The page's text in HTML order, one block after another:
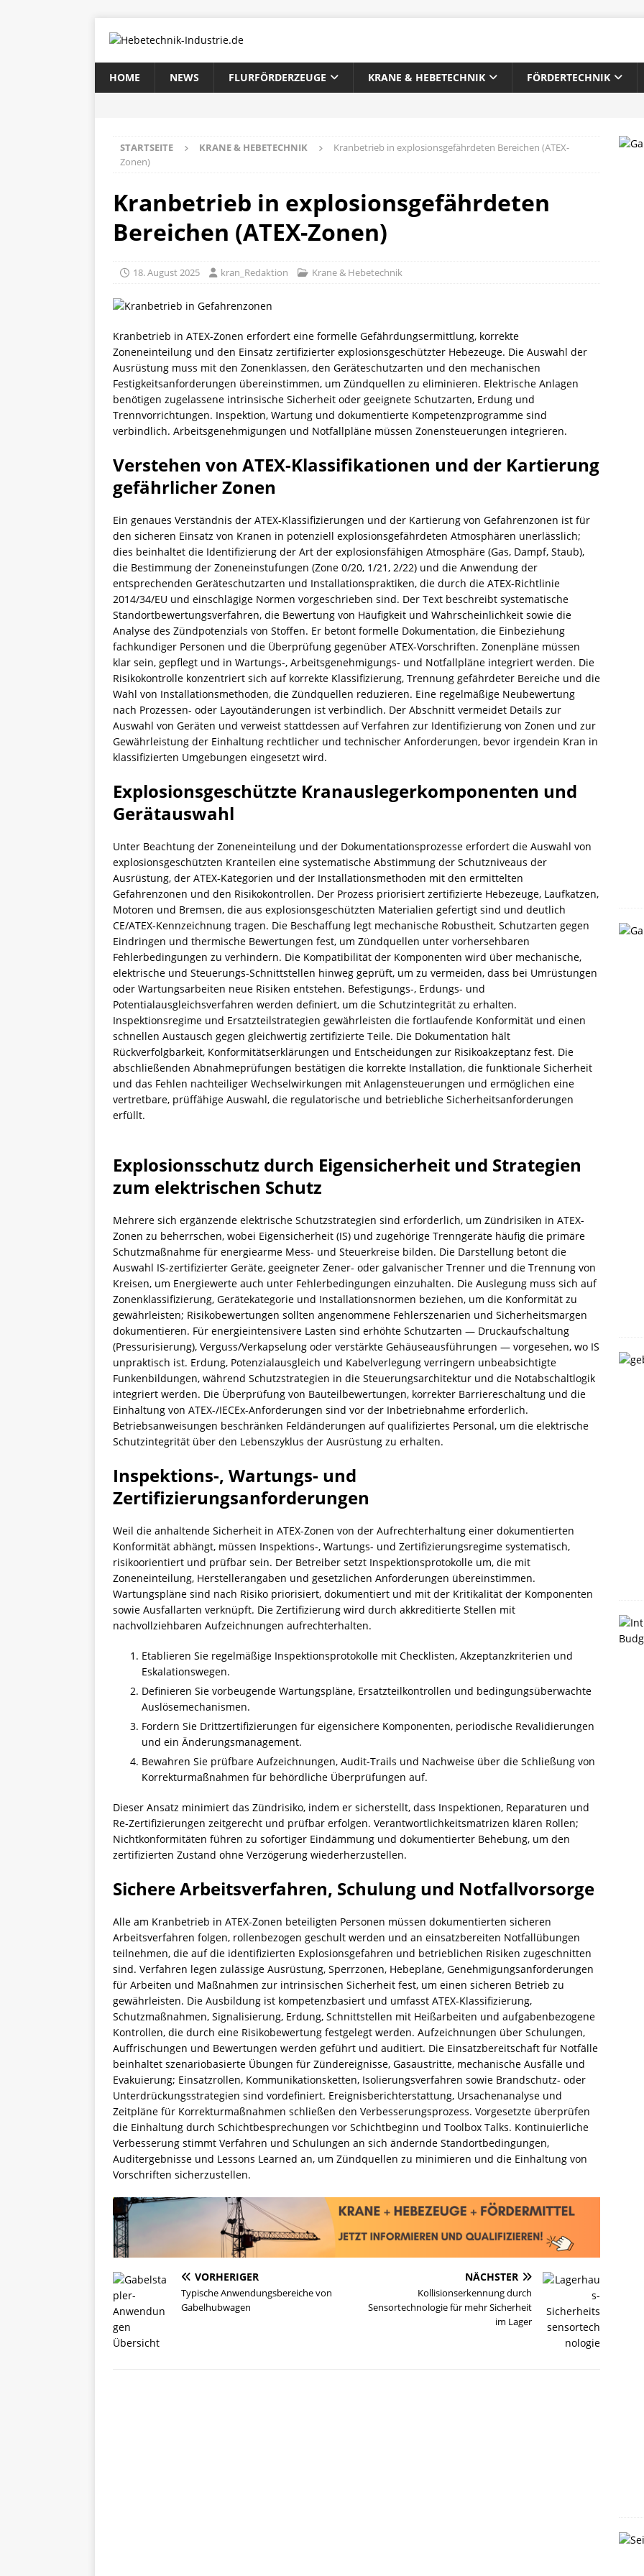
HOME NEWS FLURFÖRDERZEUGE KRANE & HEBETECHNIK FÖRDERTECHNIK
STARTSEITE KRANE & HEBETECHNIK
Kranbetrieb in explosionsgefährdeten Bereichen (ATEX-
Zonen)
Kranbetrieb in explosionsgefährdeten
Bereichen (ATEX-Zonen)
18. August 2025 kran_Redaktion Krane & Hebetechnik
Kranbetrieb in ATEX-Zonen erfordert eine formelle Gefährdungsermittlung, korrekte
Zoneneinteilung und den Einsatz zertifizierter explosionsgeschützter Hebezeuge. Die Auswahl der
Ausrüstung muss mit den Zonenklassen, den Geräteschutzarten und den mechanischen
Festigkeitsanforderungen übereinstimmen, um Zündquellen zu eliminieren. Elektrische Anlagen
benötigen zugelassene intrinsische Sicherheit oder geeignete Schutzarten, Erdung und
Trennvorrichtungen. Inspektion, Wartung und dokumentierte Kompetenzprogramme sind
verbindlich. Arbeitsgenehmigungen und Notfallpläne müssen Zonensteuerungen integrieren.
Verstehen von ATEX-Klassifikationen und der Kartierung
gefährlicher Zonen
Ein genaues Verständnis der ATEX-Klassifizierungen und der Kartierung von Gefahrenzonen ist für
den sicheren Einsatz von Kranen in potenziell explosionsgefährdeten Atmosphären unerlässlich;
dies beinhaltet die Identifizierung der Art der explosionsfähigen Atmosphäre (Gas, Dampf, Staub),
die Bestimmung der Zoneneinstufungen (Zone 0/20, 1/21, 2/22) und die Anwendung der
entsprechenden Geräteschutzarten und Installationspraktiken, die durch die ATEX-Richtlinie
2014/34/EU und einschlägige Normen vorgeschrieben sind. Der Text beschreibt systematische
Standortbewertungsverfahren, die Bewertung von Häufigkeit und Wahrscheinlichkeit sowie die
Analyse des Zündpotenzials von Stoffen. Er betont formelle Dokumentation, die Einbeziehung
fachkundiger Personen und die Überprüfung gegenüber ATEX-Vorschriften. Zonenpläne müssen
klar sein, gepflegt und in Wartungs-, Arbeitsgenehmigungs- und Notfallpläne integriert werden. Die
Risikokontrolle konzentriert sich auf korrekte Klassifizierung, Trennung gefährdeter Bereiche und die
Wahl von Installationsmethoden, die Zündquellen reduzieren. Eine regelmäßige Neubewertung
nach Prozessen- oder Layoutänderungen ist verbindlich. Der Abschnitt vermeidet Details zur
Auswahl von Geräten und verweist stattdessen auf Verfahren zur Identifizierung von Zonen und zur
Gewährleistung der Einhaltung rechtlicher und technischer Anforderungen, bevor irgendein Kran in
klassifizierten Umgebungen eingesetzt wird.
Explosionsgeschützte Kranauslegerkomponenten und
Gerätauswahl
Unter Beachtung der Zoneneinteilung und der Dokumentationsprozesse erfordert die Auswahl von
explosionsgeschützten Kranteilen eine systematische Abstimmung der Schutzniveaus der
Ausrüstung, der ATEX-Kategorien und der Installationsmethoden mit den ermittelten
Gefahrenzonen und den Risikokontrollen. Der Prozess priorisiert zertifizierte Hebezeuge, Laufkatzen,
Motoren und Bremsen, die aus explosionsgeschützten Materialien gefertigt sind und deutlich
CE/ATEX-Kennzeichnung tragen. Die Beschaffung legt mechanische Robustheit, Schutzarten gegen
Eindringen und thermische Bewertungen fest, um Zündquellen unter vorhersehbaren
Fehlerbedingungen zu verhindern. Die Kompatibilität der Komponenten wird über mechanische,
elektrische und Steuerungs-Schnittstellen hinweg geprüft, um zu vermeiden, dass bei Umrüstungen
oder Wartungsarbeiten neue Risiken entstehen. Befestigungs-, Erdungs- und
Potentialausgleichsverfahren werden definiert, um die Schutzintegrität zu erhalten.
Inspektionsregime und Ersatzteilstrategien gewährleisten die fortlaufende Konformität und einen
schnellen Austausch gegen gleichwertig zertifizierte Teile. Die Dokumentation hält
Rückverfolgbarkeit, Konformitätserklärungen und Entscheidungen zur Risikoakzeptanz fest. Die
abschließenden Abnahmeprüfungen bestätigen die korrekte Installation, die funktionale Sicherheit
und das Fehlen nachteiliger Wechselwirkungen mit Anlagensteuerungen und ermöglichen eine
vertretbare, prüffähige Auswahl, die regulatorische und betriebliche Sicherheitsanforderungen
erfüllt.
Explosionsschutz durch Eigensicherheit und Strategien
zum elektrischen Schutz
Mehrere sich ergänzende elektrische Schutzstrategien sind erforderlich, um Zündrisiken in ATEX-
Zonen zu beherrschen, wobei Eigensicherheit (IS) und zugehörige Trenngeräte häufig die primäre
Schutzmaßnahme für energiearme Mess- und Steuerkreise bilden. Die Darstellung betont die
Auswahl IS-zertifizierter Geräte, geeigneter Zener- oder galvanischer Trenner und die Trennung von
Kreisen, um Energiewerte auch unter Fehlerbedingungen einzuhalten. Die Auslegung muss sich auf
Zonenklassifizierung, Gerätekategorie und Installationsnormen beziehen, um die Konformität zu
gewährleisten; Risikobewertungen sollten angenommene Fehlerszenarien und Sicherheitsmargen
dokumentieren. Für energieintensivere Lasten sind erhöhte Schutzarten — Druckaufschaltung
(Pressurisierung), Verguss/Verkapselung oder verstärkte Gehäuseausführungen — vorgesehen, wo IS
unpraktisch ist. Erdung, Potenzialausgleich und Kabelverlegung verringern unbeabsichtigte
Funkenbildungen, während Schutzstrategien in die Steuerungsarchitektur und die Notabschaltlogik
integriert werden. Die Überprüfung von Bauteilbewertungen, korrekter Barriereschaltung und die
Einhaltung von ATEX-/IECEx-Anforderungen sind vor der Inbetriebnahme erforderlich.
Betriebsanweisungen beschränken Feldänderungen auf qualifiziertes Personal, um die elektrische
Schutzintegrität über den Lebenszyklus der Ausrüstung zu erhalten.
Inspektions-, Wartungs- und
Zertifizierungsanforderungen
Weil die anhaltende Sicherheit in ATEX-Zonen von der Aufrechterhaltung einer dokumentierten
Konformität abhängt, müssen Inspektions-, Wartungs- und Zertifizierungsregime systematisch,
risikoorientiert und prüfbar sein. Der Betreiber setzt Inspektionsprotokolle um, die mit
Zoneneinteilung, Herstellerangaben und gesetzlichen Anforderungen übereinstimmen.
Wartungspläne sind nach Risiko priorisiert, dokumentiert und mit der Kritikalität der Komponenten
sowie Ausfallarten verknüpft. Die Zertifizierung wird durch akkreditierte Stellen mit
nachvollziehbaren Aufzeichnungen aufrechterhalten.
Etablieren Sie regelmäßige Inspektionsprotokolle mit Checklisten, Akzeptanzkriterien und
Eskalationswegen.
Definieren Sie vorbeugende Wartungspläne, Ersatzteilkontrollen und bedingungsüberwachte
Auslösemechanismen.
Fordern Sie Drittzertifizierungen für eigensichere Komponenten, periodische Revalidierungen
und ein Änderungsmanagement.
Bewahren Sie prüfbare Aufzeichnungen, Audit-Trails und Nachweise über die Schließung von
Korrekturmaßnahmen für behördliche Überprüfungen auf.
Dieser Ansatz minimiert das Zündrisiko, indem er sicherstellt, dass Inspektionen, Reparaturen und
Re-Zertifizierungen zeitgerecht und prüfbar erfolgen. Verantwortlichkeitsmatrizen klären Rollen;
Nichtkonformitäten führen zu sofortiger Eindämmung und dokumentierter Behebung, um den
zertifizierten Zustand ohne Verzögerung wiederherzustellen.
Sichere Arbeitsverfahren, Schulung und Notfallvorsorge
Alle am Kranbetrieb in ATEX-Zonen beteiligten Personen müssen dokumentierten sicheren
Arbeitsverfahren folgen, rollenbezogen geschult werden und an einsatzbereiten Notfallübungen
teilnehmen, die auf die identifizierten Explosionsgefahren und betrieblichen Risiken zugeschnitten
sind. Verfahren legen zulässige Ausrüstung, Sperrzonen, Hebepläne, Genehmigungsanforderungen
für Arbeiten und Maßnahmen zur intrinsischen Sicherheit fest, um einen sicheren Betrieb zu
gewährleisten. Die Ausbildung ist kompetenzbasiert und umfasst ATEX-Klassifizierung,
Schutzmaßnahmen, Signalisierung, Erdung, Schnittstellen mit Heißarbeiten und aufgabenbezogene
Kontrollen, die durch eine Risikobewertung festgelegt werden. Aufzeichnungen über Schulungen,
Auffrischungen und Bewertungen werden geführt und auditiert. Die Einsatzbereitschaft für Notfälle
beinhaltet szenariobasierte Übungen für Zündereignisse, Gasaustritte, mechanische Ausfälle und
Evakuierung; Einsatzrollen, Kommunikationsketten, Isolierungsverfahren sowie Brandschutz- oder
Unterdrückungsstrategien sind vordefiniert. Ereignisberichterstattung, Ursachenanalyse und
Zeitpläne für Korrekturmaßnahmen schließen den Verbesserungsprozess. Vorgesetzte überprüfen
die Einhaltung durch Schichtbesprechungen vor Schichtbeginn und Toolbox Talks. Kontinuierliche
Verbesserung stimmt Verfahren und Schulungen an sich ändernde Standortbedingungen,
Auditergebnisse und Lessons Learned an, um Zündquellen zu minimieren und die Einhaltung von
Vorschriften sicherzustellen.
VORHERIGER
Typische Anwendungsbereiche von
Gabelhubwagen
NÄCHSTER
Kollisionserkennung durch
Sensortechnologie für mehr Sicherheit
im Lager